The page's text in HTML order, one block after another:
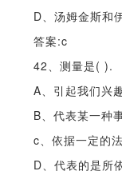
D、汤姆金斯和
答案:c
42、测量是( ).
A、引起我们兴
B、代表某一种
c、依据一定的
D、代表的是所